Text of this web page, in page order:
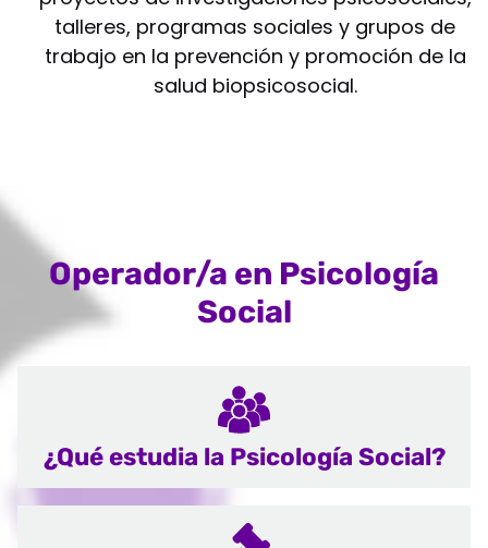
talleres, programas sociales y grupos de
trabajo en la prevención y promoción de la
salud biopsicosocial.
Operador/a en Psicología
Social
¿Qué estudia la Psicología Social?